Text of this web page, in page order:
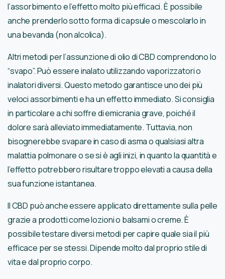
l’assorbimento e l’effetto molto più efficaci. È possibile
anche prenderlo sotto forma di capsule o mescolarlo in
una bevanda (non alcolica).
Altri metodi per l’assunzione di olio di CBD comprendono lo
“svapo”. Può essere inalato utilizzando vaporizzatori o
inalatori diversi. Questo metodo garantisce uno dei più
veloci assorbimenti e ha un effetto immediato. Si consiglia
in particolare a chi soffre di emicrania grave, poiché il
dolore sarà alleviato immediatamente. Tuttavia, non
bisognerebbe svapare in caso di asma o qualsiasi altra
malattia polmonare o se si è agli inizi, in quanto la quantità e
l’effetto potrebbero risultare troppo elevati a causa della
sua funzione istantanea.
Il CBD può anche essere applicato direttamente sulla pelle
grazie a prodotti come lozioni o balsami o creme. È
possibile testare diversi metodi per capire quale sia il più
efficace per se stessi. Dipende molto dal proprio stile di
vita e dal proprio corpo.